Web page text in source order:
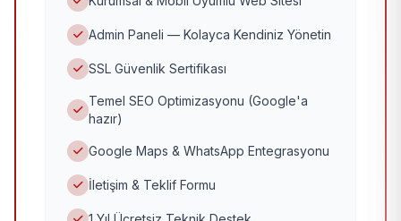
Admin Paneli — Kolayca Kendiniz Yönetin
SSL Güvenlik Sertifikası
Temel SEO Optimizasyonu (Google'a
hazır)
Google Maps & WhatsApp Entegrasyonu
İletişim & Teklif Formu